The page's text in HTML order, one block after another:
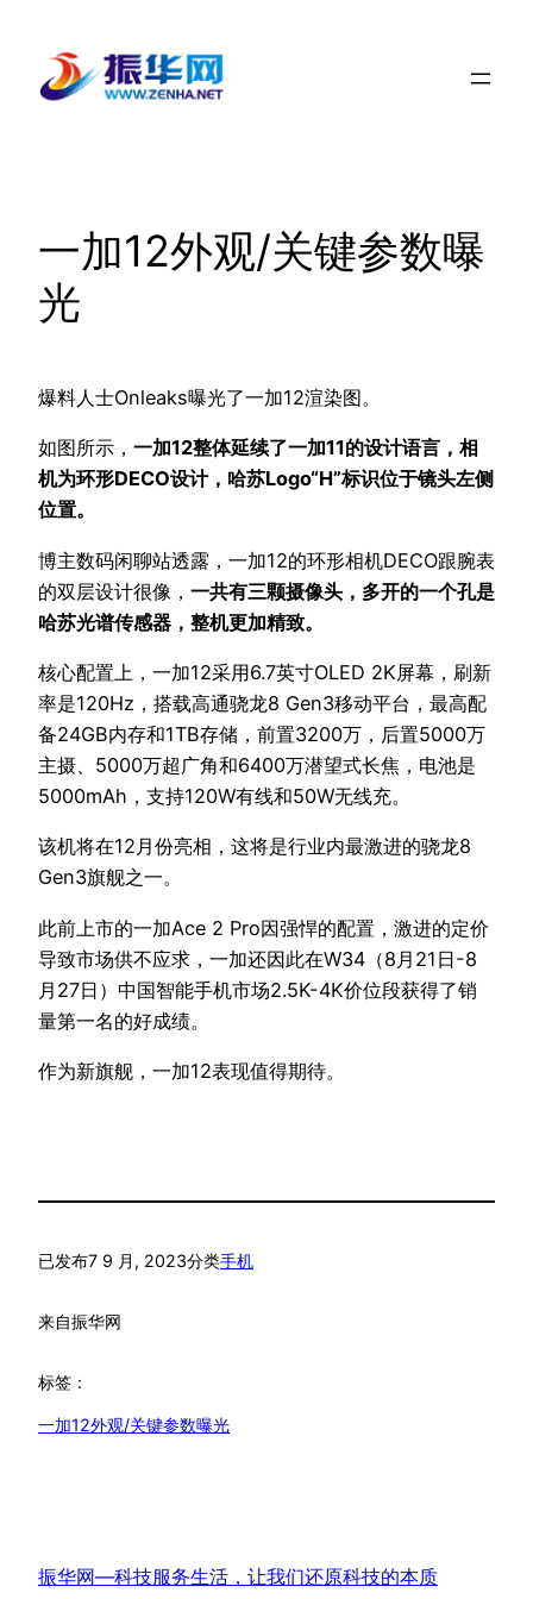
一加12外观/关键参数曝
光
爆料人士Onleaks曝光了一加12渲染图。
如图所示， 一加12整体延续了一加11的设计语言，相
机为环形DECO设计，哈苏Logo“H”标识位于镜头左侧
位置。
博主数码闲聊站透露，一加12的环形相机DECO跟腕表
的双层设计很像， 一共有三颗摄像头，多开的一个孔是
哈苏光谱传感器，整机更加精致。
核心配置上，一加12采用6.7英寸OLED 2K屏幕，刷新
率是120Hz，搭载高通骁龙8 Gen3移动平台，最高配
备24GB内存和1TB存储，前置3200万，后置5000万
主摄、5000万超广角和6400万潜望式长焦，电池是
5000mAh，支持120W有线和50W无线充。
该机将在12月份亮相，这将是行业内最激进的骁龙8
Gen3旗舰之一。
此前上市的一加Ace 2 Pro因强悍的配置，激进的定价
导致市场供不应求，一加还因此在W34（8月21日-8
月27日）中国智能手机市场2.5K-4K价位段获得了销
量第一名的好成绩。
作为新旗舰，一加12表现值得期待。​
已发布7 9 月, 2023分类手机
来自振华网
标签：
一加12外观/关键参数曝光
振华网—科技服务生活，让我们还原科技的本质